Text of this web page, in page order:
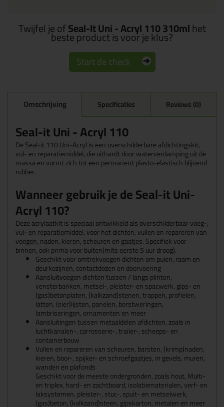
Twijfel je ofSeal-It Uni - Acryl 110 310mlhet
beste product is voor je klus?
Start de check
Omschrijving Specificaties Reviews (0)
Seal-it Uni - Acryl 110
De Seal-it 110 Uni-Acryl is een overschilderbare afdichtingskit,
vul- en reparatiemiddel, die uithardt door waterverdamping uit de
massa en vormt zich tot een permanent plasto-elastisch blijvend
rubber.
Wanneer gebruik je de Seal-it Uni-
Acryl 110?
Deze acrylaatkit is speciaal ontwikkeld als overschilderbaar voeg-,
vul- en reparatiemiddel, voor het dichten, vullen en repareren van
voegen, naden, kieren, scheuren en gaatjes. Specifiek voor
binnen, ook prima voor buiten(mits eerste 5 uur droog).
Geschikt voor omtrekvoegen dichten om puien, raam en
deurkozijnen, contactdozen en doorvoering
Aansluitvoegen dichten tussen / langs plinten,
vensterbanken, metsel-, pleister- en spacwerk, gips- en
(gas)betonplaten, (kalkzand)stenen, trappen, profielen,
latten, (sier)lijsten, panelen, borstweringen,
lambriseringen, ornamenten en meer
Aansluitingen tussen metaaldelen afdichten, zoals in
luchtkanalen-, carrosserie-, trailer-, scheeps- en
containerbouw
Vullen en repareren van scheuren, barsten, (krimp)naden,
kieren, boor-, spijker- en schroefgaatjes, in gevels, muren,
wanden en plafonds
Geschikt voor de meeste ondergronden, zoals hout, Multi-
en triplex, hard- en zachtboard, isolatiematerialen, verf- en
laksystemen, pleister-, stuc-, spuit- en metselwerk,
(gas)beton, (kalkzand)steen, gipskarton, metalen en meer